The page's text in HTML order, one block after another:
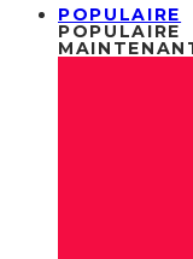
POPULAIRE
POPULAIRE